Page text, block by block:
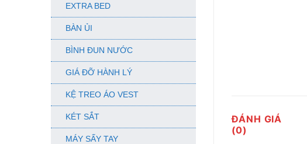
EXTRA BED
BÀN ỦI
BÌNH ĐUN NƯỚC
GIÁ ĐỠ HÀNH LÝ
KỆ TREO ÁO VEST
KÉT SẮT
MÁY SẤY TAY
ĐÁNH GIÁ
(0)